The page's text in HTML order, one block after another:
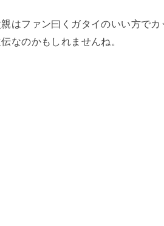
はファン曰くガタイのいい方で
なのかもしれませんね。